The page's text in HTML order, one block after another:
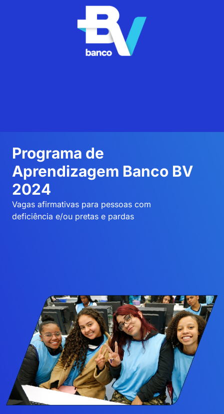
Programa de
Aprendizagem Banco BV
2024
Vagas afirmativas para pessoas com
deficiência e/ou pretas e pardas